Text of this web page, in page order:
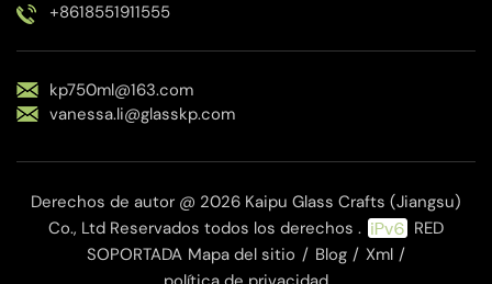
+8618551911555
kp750ml@163.com
vanessa.li@glasskp.com
Derechos de autor @ 2026 Kaipu Glass Crafts (Jiangsu)
Co., Ltd Reservados todos los derechos .
RED
SOPORTADA Mapa del sitio / Blog / Xml /